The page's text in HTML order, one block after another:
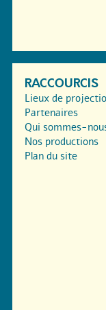
RACCOURCIS
Lieux de
Partenaires
Qui sommes-
Nos productions
Plan du site